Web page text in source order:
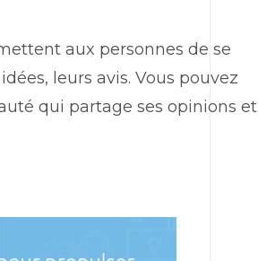
aux personnes de se
leurs avis. Vous pouvez
qui partage ses opinions et